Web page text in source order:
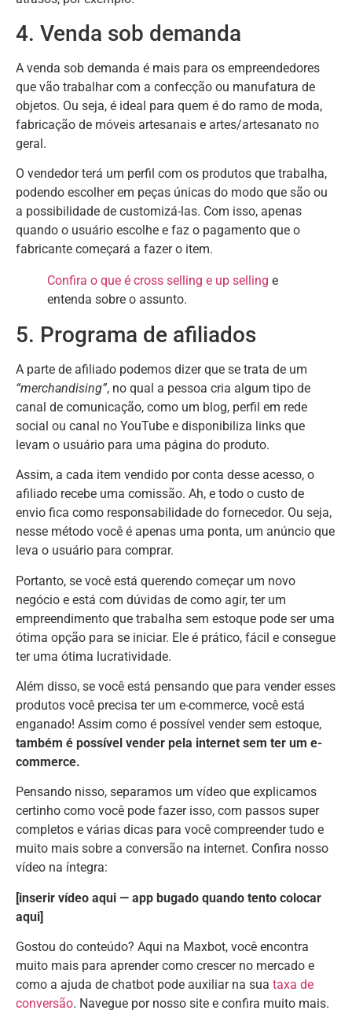
4. Venda sob demanda
A venda sob demanda é mais para os empreendedores
que vão trabalhar com a confecção ou manufatura de
objetos. Ou seja, é ideal para quem é do ramo de moda,
fabricação de móveis artesanais e artes/artesanato no
geral.
O vendedor terá um perfil com os produtos que trabalha,
podendo escolher em peças únicas do modo que são ou
a possibilidade de customizá-las. Com isso, apenas
quando o usuário escolhe e faz o pagamento que o
fabricante começará a fazer o item.
Confira o que é cross selling e up selling e
entenda sobre o assunto.
5. Programa de afiliados
A parte de afiliado podemos dizer que se trata de um
“merchandising”, no qual a pessoa cria algum tipo de
canal de comunicação, como um blog, perfil em rede
social ou canal no YouTube e disponibiliza links que
levam o usuário para uma página do produto.
Assim, a cada item vendido por conta desse acesso, o
afiliado recebe uma comissão. Ah, e todo o custo de
envio fica como responsabilidade do fornecedor. Ou seja,
nesse método você é apenas uma ponta, um anúncio que
leva o usuário para comprar.
Portanto, se você está querendo começar um novo
negócio e está com dúvidas de como agir, ter um
empreendimento que trabalha sem estoque pode ser uma
ótima opção para se iniciar. Ele é prático, fácil e consegue
ter uma ótima lucratividade.
Além disso, se você está pensando que para vender esses
produtos você precisa ter um e-commerce, você está
enganado! Assim como é possível vender sem estoque,
também é possível vender pela internet sem ter um e-
commerce.
Pensando nisso, separamos um vídeo que explicamos
certinho como você pode fazer isso, com passos super
completos e várias dicas para você compreender tudo e
muito mais sobre a conversão na internet. Confira nosso
vídeo na íntegra:
[inserir vídeo aqui — app bugado quando tento colocar
aqui]
Gostou do conteúdo? Aqui na Maxbot, você encontra
muito mais para aprender como crescer no mercado e
como a ajuda de chatbot pode auxiliar na sua taxa de
conversão. Navegue por nosso site e confira muito mais.